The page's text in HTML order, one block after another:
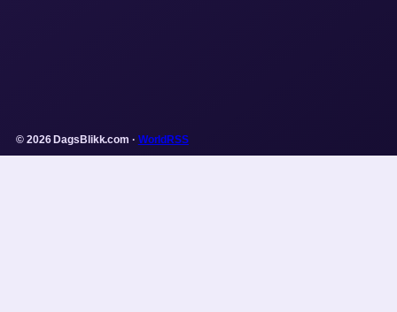
© 2026 DagsBlikk.com · WorldRSS